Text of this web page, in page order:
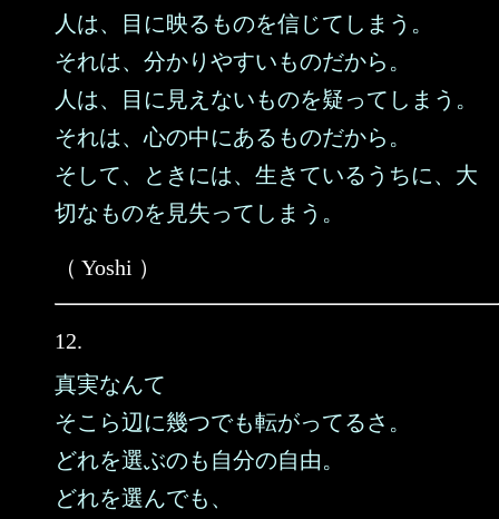
人は、目に映るものを信じてしまう。
それは、分かりやすいものだから。
人は、目に見えないものを疑ってしまう。
それは、心の中にあるものだから。
そして、ときには、生きているうちに、大
切なものを見失ってしまう。
（ Yoshi ）
12.
真実なんて
そこら辺に幾つでも転がってるさ。
どれを選ぶのも自分の自由。
どれを選んでも、